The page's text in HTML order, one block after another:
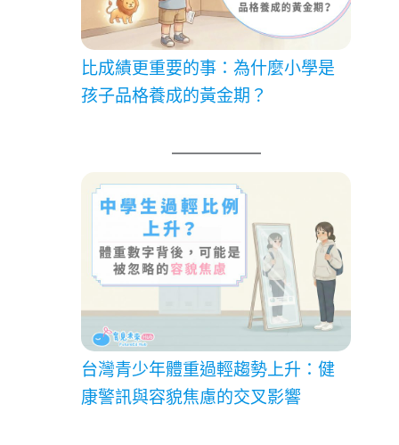
比成績更重要的事：為什麼小學是
孩子品格養成的黃金期？
台灣青少年體重過輕趨勢上升：健
康警訊與容貌焦慮的交叉影響